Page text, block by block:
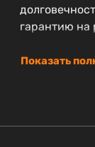
гарантию на
выбрать
Показать